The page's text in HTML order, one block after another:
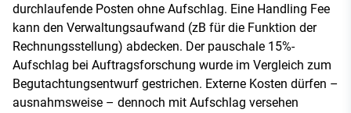
durchlaufende Posten ohne Aufschlag. Eine Handling Fee
kann den Verwaltungsaufwand (zB für die Funktion der
Rechnungsstellung) abdecken. Der pauschale 15%-
Aufschlag bei Auftragsforschung wurde im Vergleich zum
Begutachtungsentwurf gestrichen. Externe Kosten dürfen –
ausnahmsweise – dennoch mit Aufschlag versehen